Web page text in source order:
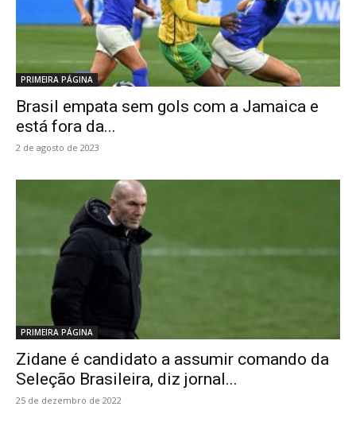
PRIMEIRA PÁGINA
Brasil empata sem gols com a Jamaica e
está fora da...
2 de agosto de 2023
PRIMEIRA PÁGINA
Zidane é candidato a assumir comando da
Seleção Brasileira, diz jornal...
25 de dezembro de 2022